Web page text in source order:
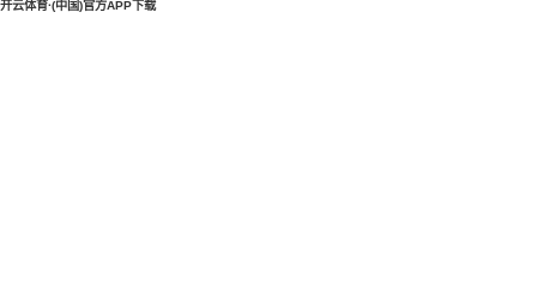
开云体育·(中国)官方APP下载